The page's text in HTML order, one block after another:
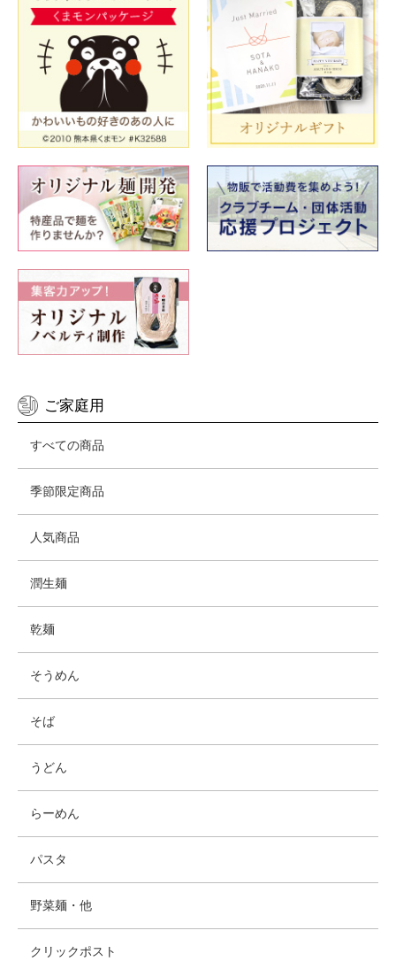
ご家庭用
すべての商品
季節限定商品
人気商品
潤生麺
乾麺
そうめん
そば
うどん
らーめん
パスタ
野菜麺・他
クリックポスト